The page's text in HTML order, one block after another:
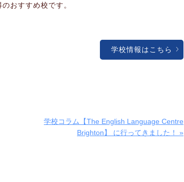
おすすめ校です。
学校情報はこちら
学校コラム【The English Language Centre
Brighton】 に行ってきました！ »